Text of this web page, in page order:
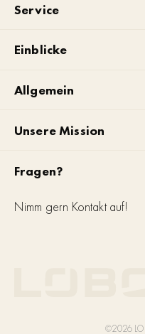
Service
Einblicke
Allgemein
Unsere Mission
Fragen?
Nimm gern Kontakt auf!
©2026